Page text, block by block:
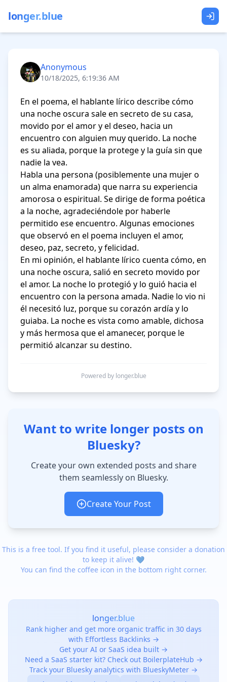
longer.blue
Anonymous
10/18/2025, 6:19:36 AM
En el poema, el hablante lírico describe cómo
una noche oscura sale en secreto de su casa,
movido por el amor y el deseo, hacia un
encuentro con alguien muy querido. La noche
es su aliada, porque la protege y la guía sin que
nadie la vea.
Habla una persona (posiblemente una mujer o
un alma enamorada) que narra su experiencia
amorosa o espiritual. Se dirige de forma poética
a la noche, agradeciéndole por haberle
permitido ese encuentro. Algunas emociones
que observó en el poema incluyen el amor,
deseo, paz, secreto, y felicidad.
En mi opinión, el hablante lírico cuenta cómo, en
una noche oscura, salió en secreto movido por
el amor. La noche lo protegió y lo guió hacia el
encuentro con la persona amada. Nadie lo vio ni
él necesitó luz, porque su corazón ardía y lo
guiaba. La noche es vista como amable, dichosa
y más hermosa que el amanecer, porque le
Powered by longer.blue
Want to write longer posts on
Bluesky?
Create your own extended posts and share
them seamlessly on Bluesky.
Create Your Post
This is a free tool. If you find it useful, please consider a donation
to keep it alive! 💙
You can find the coffee icon in the bottom right corner.
longer.blue
Rank higher and get more organic traffic in 30 days
with Effortless Backlinks →
Get your AI or SaaS idea built →
Need a SaaS starter kit? Check out BoilerplateHub →
Track your Bluesky analytics with BlueskyMeter →